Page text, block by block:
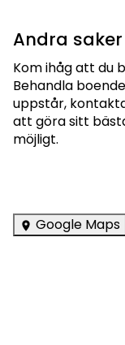
Andra
Kom ihåg att du
Behandla
uppstår,
att göra sitt
möjligt.
Google Maps